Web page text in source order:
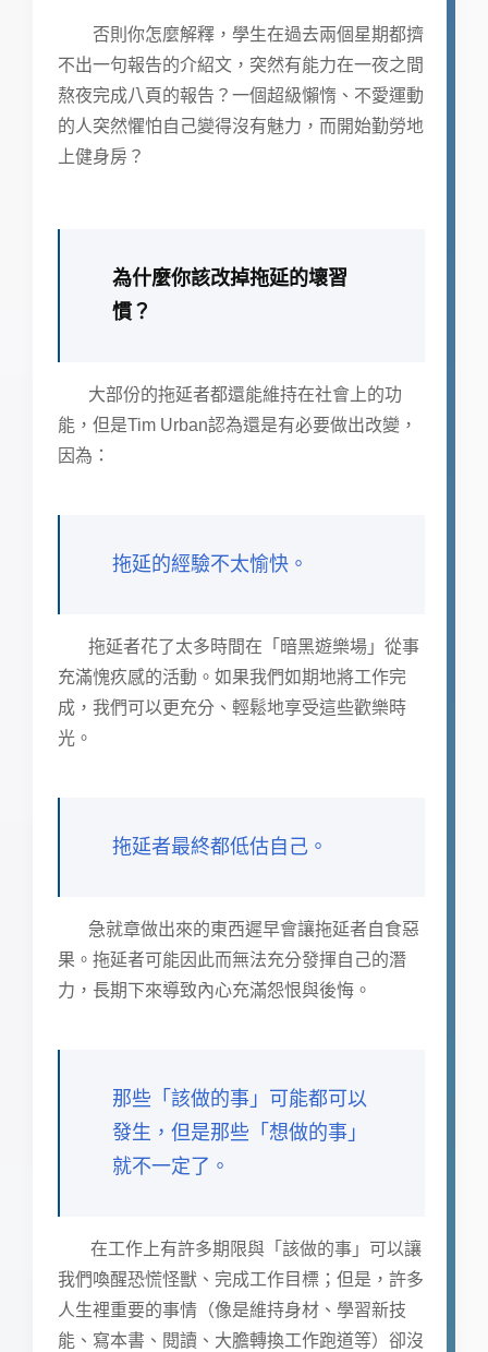
否則你怎麼解釋，學生在過去兩個星期都擠
不出一句報告的介紹文，突然有能力在一夜之間
熬夜完成八頁的報告？一個超級懶惰、不愛運動
的人突然懼怕自己變得沒有魅力，而開始勤勞地
上健身房？
為什麼你該改掉拖延的壞習
慣？
大部份的拖延者都還能維持在社會上的功
能，但是Tim Urban認為還是有必要做出改變，
因為：
拖延的經驗不太愉快。
拖延者花了太多時間在「暗黑遊樂場」從事
充滿愧疚感的活動。如果我們如期地將工作完
成，我們可以更充分、輕鬆地享受這些歡樂時
光。
拖延者最終都低估自己。
急就章做出來的東西遲早會讓拖延者自食惡
果。拖延者可能因此而無法充分發揮自己的潛
力，長期下來導致內心充滿怨恨與後悔。
那些「該做的事」可能都可以
發生，但是那些「想做的事」
就不一定了。
在工作上有許多期限與「該做的事」可以讓
我們喚醒恐慌怪獸、完成工作目標；但是，許多
人生裡重要的事情（像是維持身材、學習新技
能、寫本書、閱讀、大膽轉換工作跑道等）卻沒